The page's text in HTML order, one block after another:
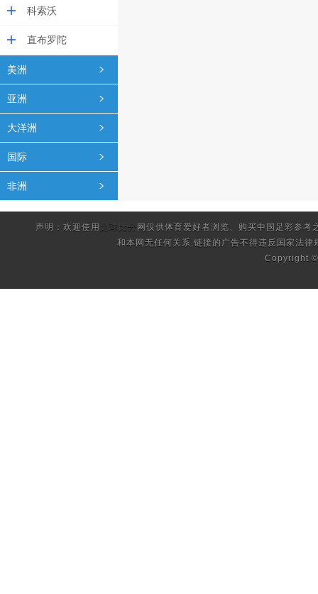
科索沃
直布罗陀
美洲
亚洲
大洋洲
国际
非洲
声明：欢迎使用 足球比分 网仅供体育爱好者浏览、购买中国足彩参
和本网无任何关系.链接的广告不得违反国家法律
Copyright